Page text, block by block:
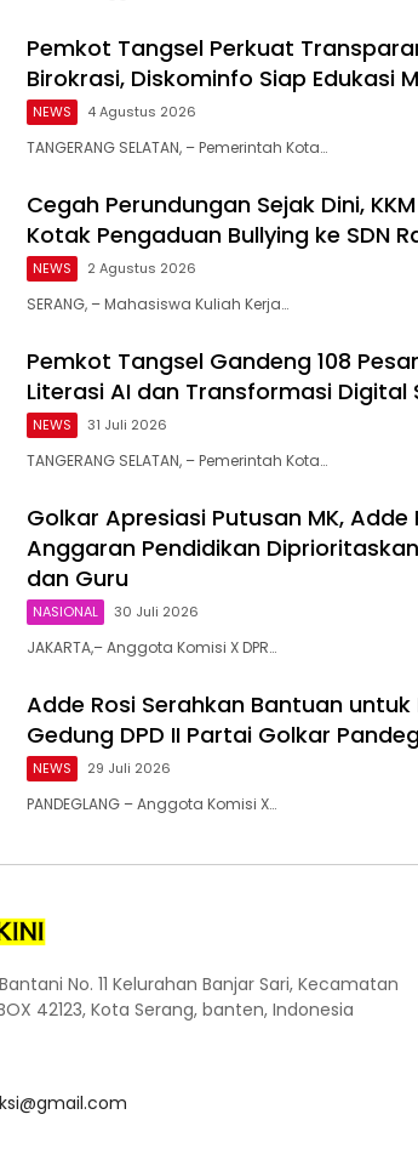
Pemkot Tangsel Perkuat
Birokrasi, Diskominfo Siap Edukasi
NEWS 4 Agustus 2026
TANGERANG SELATAN, – Pemerintah Kota…
Cegah Perundungan Sejak Dini,
Kotak Pengaduan Bullying ke SDN
NEWS 2 Agustus 2026
SERANG, – Mahasiswa Kuliah Kerja…
Pemkot Tangsel Gandeng 108
Literasi AI dan Transformasi Digital
NEWS 31 Juli 2026
TANGERANG SELATAN, – Pemerintah Kota…
Golkar Apresiasi Putusan MK, Adde
Anggaran Pendidikan
dan Guru
NASIONAL 30 Juli 2026
JAKARTA,– Anggota Komisi X DPR…
Adde Rosi Serahkan Bantuan
Gedung DPD II Partai Golkar
NEWS 29 Juli 2026
PANDEGLANG – Anggota Komisi X…
No. 11 Kelurahan Banjar Sari, Kecamatan
42123, Kota Serang, banten, Indonesia